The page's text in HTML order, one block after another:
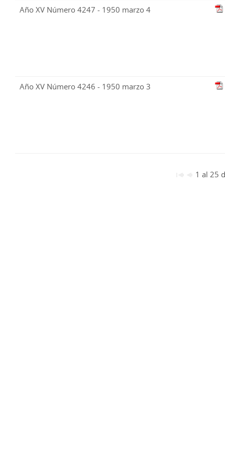
Año XV Número 4247 - 1950 marzo 4
Año XV Número 4246 - 1950 marzo 3
1 al 25